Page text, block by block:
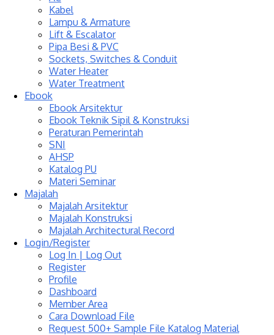
Kabel
Lampu & Armature
Lift & Escalator
Pipa Besi & PVC
Sockets, Switches & Conduit
Water Heater
Water Treatment
Ebook
Ebook Arsitektur
Ebook Teknik Sipil & Konstruksi
Peraturan Pemerintah
SNI
AHSP
Katalog PU
Materi Seminar
Majalah
Majalah Arsitektur
Majalah Konstruksi
Majalah Architectural Record
Login/Register
Log In | Log Out
Register
Profile
Dashboard
Member Area
Cara Download File
Request 500+ Sample File Katalog Material